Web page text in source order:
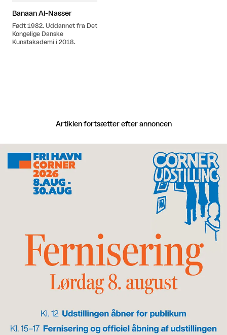
Banaan Al-Nasser
Født 1982. Uddannet fra Det
Kongelige Danske
Kunstakademi i 2018.
Artiklen fortsætter efter annoncen